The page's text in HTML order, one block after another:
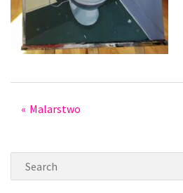
Post
Malarstwo
Search